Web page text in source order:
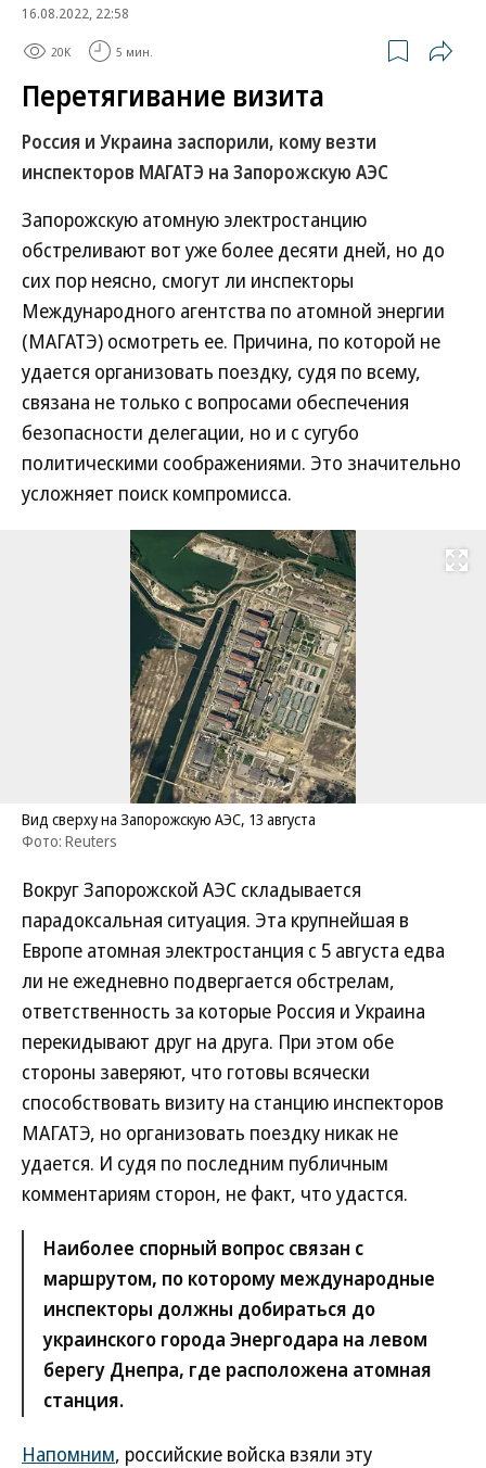
16.08.2022, 22:58
20K 5 мин.
Перетягивание визита
Россия и Украина заспорили, кому везти
инспекторов МАГАТЭ на Запорожскую АЭС
Запорожскую атомную электростанцию
обстреливают вот уже более десяти дней, но до
сих пор неясно, смогут ли инспекторы
Международного агентства по атомной энергии
(МАГАТЭ) осмотреть ее. Причина, по которой не
удается организовать поездку, судя по всему,
связана не только с вопросами обеспечения
безопасности делегации, но и с сугубо
политическими соображениями. Это значительно
усложняет поиск компромисса.
Развернуть
Вид сверху на Запорожскую АЭС, 13 августа
Фото: Reuters
Вокруг Запорожской АЭС складывается
парадоксальная ситуация. Эта крупнейшая в
Европе атомная электростанция с 5 августа едва
ли не ежедневно подвергается обстрелам,
ответственность за которые Россия и Украина
перекидывают друг на друга. При этом обе
стороны заверяют, что готовы всячески
способствовать визиту на станцию инспекторов
МАГАТЭ, но организовать поездку никак не
удается. И судя по последним публичным
комментариям сторон, не факт, что удастся.
Наиболее спорный вопрос связан с
маршрутом, по которому международные
инспекторы должны добираться до
украинского города Энергодара на левом
берегу Днепра, где расположена атомная
станция.
Напомним, российские войска взяли эту